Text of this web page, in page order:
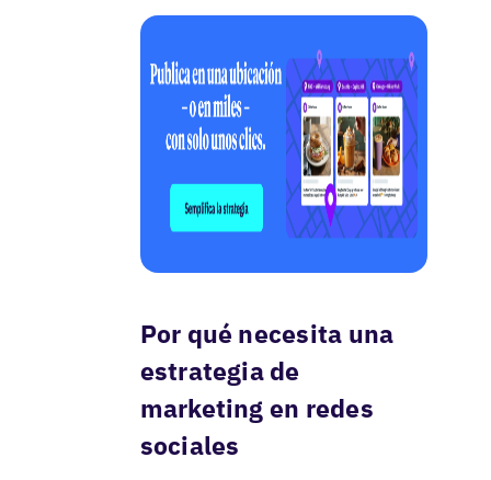
Por qué necesita una
estrategia de
marketing en redes
sociales